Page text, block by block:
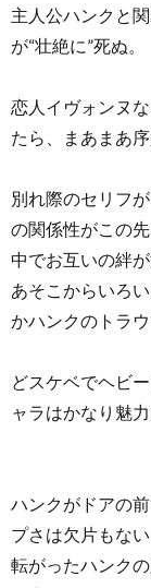
主人公ハンクと
が“壮絶に”死ぬ。
恋人イヴォンヌ
たら、まあまあ
別れ際のセリフ
の関係性がこの
中でお互いの絆
あそこからいろ
かハンクのトラ
どスケベでヘビ
ャラはかなり魅
ハンクがドアの
プさは欠片もない
転がったハンク